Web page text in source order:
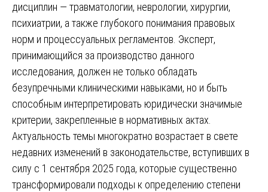
дисциплин — травматологии, неврологии, хирургии,
психиатрии, а также глубокого понимания правовых
норм и процессуальных регламентов. Эксперт,
принимающийся за производство данного
исследования, должен не только обладать
безупречными клиническими навыками, но и быть
способным интерпретировать юридически значимые
критерии, закрепленные в нормативных актах.
Актуальность темы многократно возрастает в свете
недавних изменений в законодательстве, вступивших в
силу с 1 сентября 2025 года, которые существенно
трансформировали подходы к определению степени